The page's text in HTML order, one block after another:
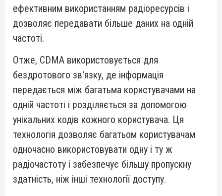
ефективним використанням радіоресурсів і
дозволяє передавати більше даних на одній
частоті.
Отже, CDMA використовується для
бездротового зв'язку, де інформація
передається між багатьма користувачами на
одній частоті і розділяється за допомогою
унікальних кодів кожного користувача. Ця
технологія дозволяє багатьом користувачам
одночасно використовувати одну і ту ж
радіочастоту і забезпечує більшу пропускну
здатність, ніж інші технології доступу.